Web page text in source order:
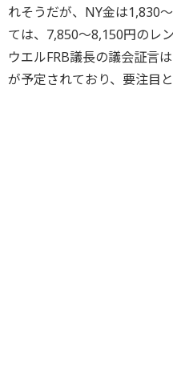
れそうだが、NY金は1,830
ては、7,850～8,150円のレ
ウエルFRB議長の議会証言
が予定されており、要注目と